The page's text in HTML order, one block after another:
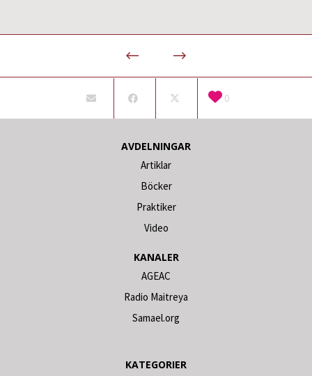
0
AVDELNINGAR
Artiklar
Böcker
Praktiker
Video
KANALER
AGEAC
Radio Maitreya
Samael.org
KATEGORIER